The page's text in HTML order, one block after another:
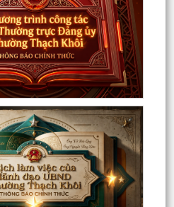
thu hồi đất để GPMB thực
đường Lý Thái Tông kéo dài
thu hồi đất để GPMB thực
đường Lý Thái Tông kéo dài
thu hồi đất để GPMB thực
đường Lý Thái Tông kéo dài